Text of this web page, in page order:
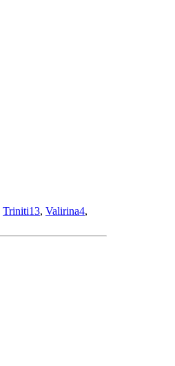
Triniti13, Valirina4,